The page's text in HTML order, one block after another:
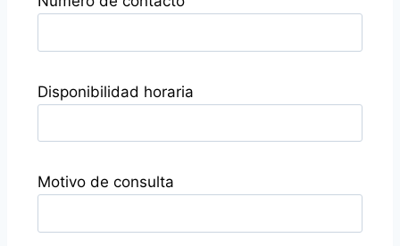
Disponibilidad horaria
Motivo de consulta